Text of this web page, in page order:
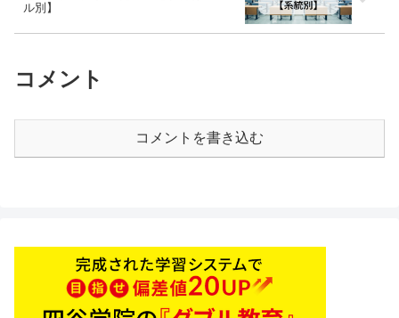
ル別】
コメント
コメントを書き込む